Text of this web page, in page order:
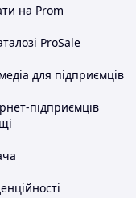
на Prom
ProSale
для підприємців
підприємців